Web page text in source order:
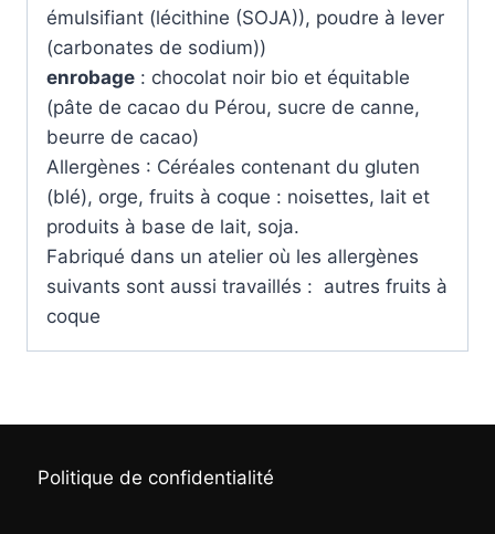
émulsifiant (lécithine (SOJA)), poudre à lever
(carbonates de sodium))
enrobage : chocolat noir bio et équitable
(pâte de cacao du Pérou, sucre de canne,
beurre de cacao)
Allergènes : Céréales contenant du gluten
(blé), orge, fruits à coque : noisettes, lait et
produits à base de lait, soja.
Fabriqué dans un atelier où les allergènes
suivants sont aussi travaillés : autres fruits à
coque
Politique de confidentialité